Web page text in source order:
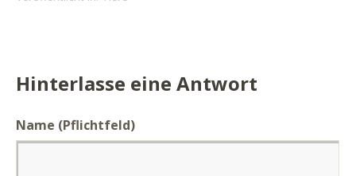
Hinterlasse eine Antwort
Name (Pflichtfeld)